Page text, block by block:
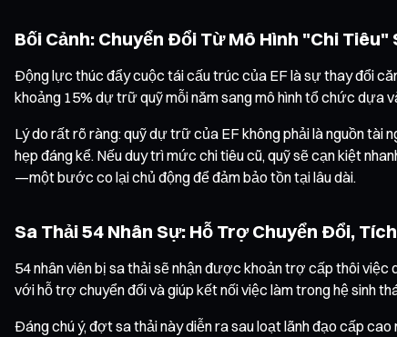
Bối Cảnh: Chuyển Đổi Từ Mô Hình "Chi
Động lực thúc đẩy cuộc tái cấu trúc của EF là sự thay đổi
khoảng 15% dự trữ quỹ mỗi năm sang mô hình tổ chức dựa
Lý do rất rõ ràng: quỹ dự trữ của EF không phải là nguồn tài
hẹp đáng kể. Nếu duy trì mức chi tiêu cũ, quỹ sẽ cạn kiệt
—một bước co lại chủ động để đảm bảo tồn tại lâu dài.
Sa Thải 54 Nhân Sự: Hỗ Trợ Chuyển Đổi,
54 nhân viên bị sa thải sẽ nhận được khoản trợ cấp thôi
với hỗ trợ chuyển đổi và giúp kết nối việc làm trong hệ sinh
Đáng chú ý, đợt sa thải này diễn ra sau loạt lãnh đạo cấp